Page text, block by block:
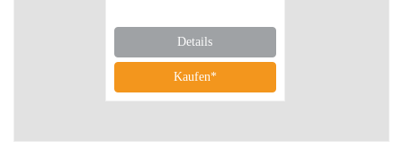
Details
Kaufen*